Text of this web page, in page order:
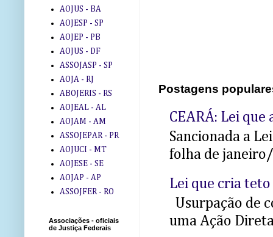
Postagens
CEARÁ: Lei
Sancionada a
folha de
Lei que cria
Usurpação de
uma Ação
AOJUS - BA
AOJESP - SP
AOJEP - PB
AOJUS - DF
ASSOJASP - SP
AOJA - RJ
ABOJERIS - RS
AOJEAL - AL
AOJAM - AM
ASSOJEPAR - PR
AOJUCI - MT
AOJESE - SE
AOJAP - AP
ASSOJFER - RO
Associações - oficiais
de Justiça Federais